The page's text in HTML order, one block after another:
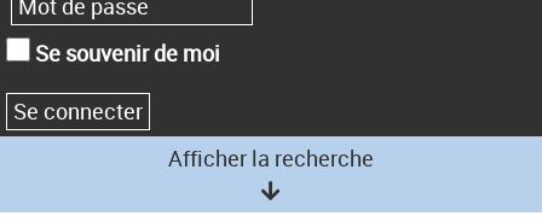
Se souvenir de moi
Afficher la recherche